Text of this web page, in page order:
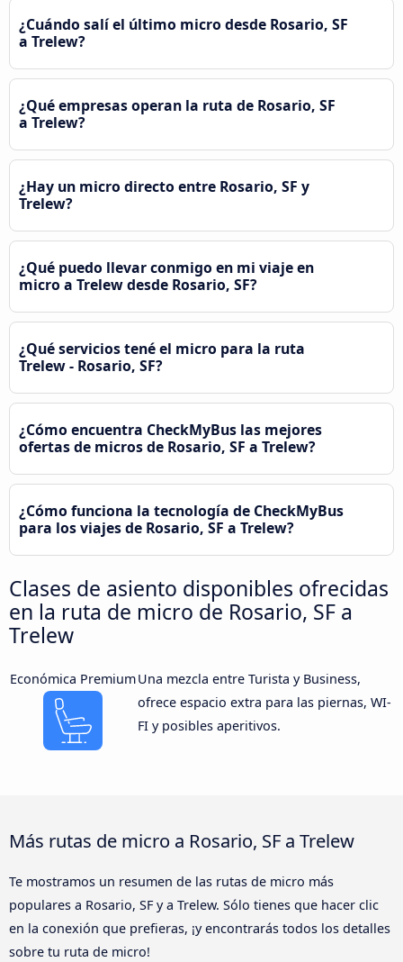
¿Cuándo salí el último micro desde Rosario, SF
a Trelew?
¿Qué empresas operan la ruta de Rosario, SF
a Trelew?
¿Hay un micro directo entre Rosario, SF y
Trelew?
¿Qué puedo llevar conmigo en mi viaje en
micro a Trelew desde Rosario, SF?
¿Qué servicios tené el micro para la ruta
Trelew - Rosario, SF?
¿Cómo encuentra CheckMyBus las mejores
ofertas de micros de Rosario, SF a Trelew?
¿Cómo funciona la tecnología de CheckMyBus
para los viajes de Rosario, SF a Trelew?
Clases de asiento disponibles ofrecidas
en la ruta de micro de Rosario, SF a
Trelew
Económica PremiumUna mezcla entre Turista y Business,
ofrece espacio extra para las piernas, WI-
FI y posibles aperitivos.
Más rutas de micro a Rosario, SF a Trelew
Te mostramos un resumen de las rutas de micro más
populares a Rosario, SF y a Trelew. Sólo tienes que hacer clic
en la conexión que prefieras, ¡y encontrarás todos los detalles
sobre tu ruta de micro!